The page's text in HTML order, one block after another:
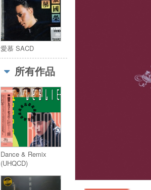
愛慕 SACD
所有作品
Dance & Remix
(UHQCD)